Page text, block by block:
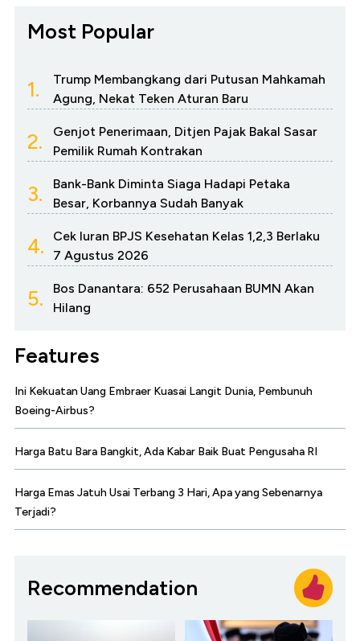
Most Popular
1.
Trump Membangkang dari Putusan Mahkamah
Agung, Nekat Teken Aturan Baru
2.
Genjot Penerimaan, Ditjen Pajak Bakal Sasar
Pemilik Rumah Kontrakan
3.
Bank-Bank Diminta Siaga Hadapi Petaka
Besar, Korbannya Sudah Banyak
4.
Cek Iuran BPJS Kesehatan Kelas 1,2,3 Berlaku
7 Agustus 2026
5.
Bos Danantara: 652 Perusahaan BUMN Akan
Hilang
Features
Ini Kekuatan Uang Embraer Kuasai Langit Dunia, Pembunuh
Boeing-Airbus?
Harga Batu Bara Bangkit, Ada Kabar Baik Buat Pengusaha RI
Harga Emas Jatuh Usai Terbang 3 Hari, Apa yang Sebenarnya
Terjadi?
Recommendation